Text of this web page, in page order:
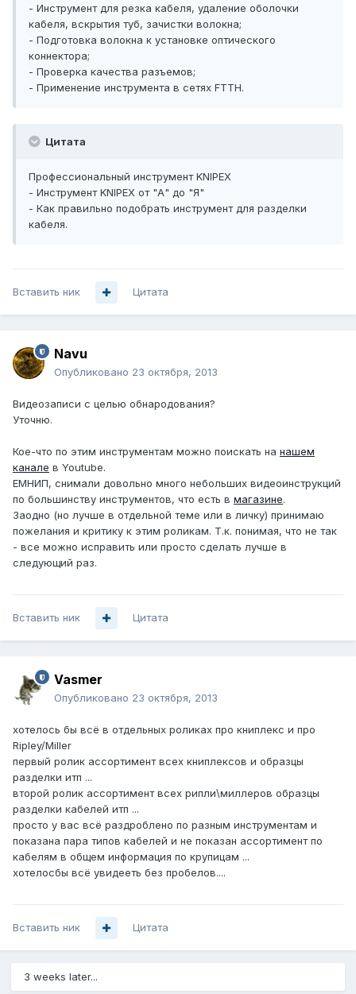
- Инструмент для резка кабеля, удаление оболочки
кабеля, вскрытия туб, зачистки волокна;
- Подготовка волокна к установке оптического
коннектора;
- Проверка качества разъемов;
- Применение инструмента в сетях FTTH.
Цитата
Профессиональный инструмент KNIPEX
- Инструмент KNIPEX от "А" до "Я"
- Как правильно подобрать инструмент для разделки
кабеля.
Вставить ник Цитата
Navu
Опубликовано 23 октября, 2013
Видеозаписи с целью обнародования?
Уточню.
Кое-что по этим инструментам можно поискать на нашем
канале в Youtube.
ЕМНИП, снимали довольно много небольших видеоинструкций
по большинству инструментов, что есть в магазине.
Заодно (но лучше в отдельной теме или в личку) принимаю
пожелания и критику к этим роликам. Т.к. понимая, что не так
- все можно исправить или просто сделать лучше в
следующий раз.
Вставить ник Цитата
Vasmer
Опубликовано 23 октября, 2013
хотелось бы всё в отдельных роликах про книплекс и про
Ripley/Miller
первый ролик ассортимент всех книплексов и образцы
разделки итп ...
второй ролик ассортимент всех рипли\миллеров образцы
разделки кабелей итп ...
просто у вас всё раздроблено по разным инструментам и
показана пара типов кабелей и не показан ассортимент по
кабелям в общем информация по крупицам ...
хотелосбы всё увидееть без пробелов....
Вставить ник Цитата
3 weeks later...